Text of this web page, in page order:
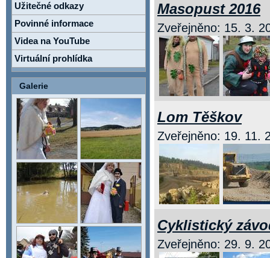
Masopust 2016
Zveřejněno: 15. 3.
Lom Těškov
Zveřejněno: 19. 11.
Cyklistický
Zveřejněno: 29. 9.
Užitečné odkazy
Povinné informace
Videa na YouTube
Virtuální prohlídka
Galerie